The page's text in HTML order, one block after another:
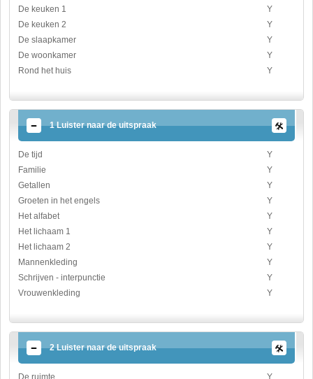
De keuken 1
Y
De keuken 2
Y
De slaapkamer
Y
De woonkamer
Y
Rond het huis
Y
1 Luister naar de uitspraak
De tijd
Y
Familie
Y
Getallen
Y
Groeten in het engels
Y
Het alfabet
Y
Het lichaam 1
Y
Het lichaam 2
Y
Mannenkleding
Y
Schrijven - interpunctie
Y
Vrouwenkleding
Y
2 Luister naar de uitspraak